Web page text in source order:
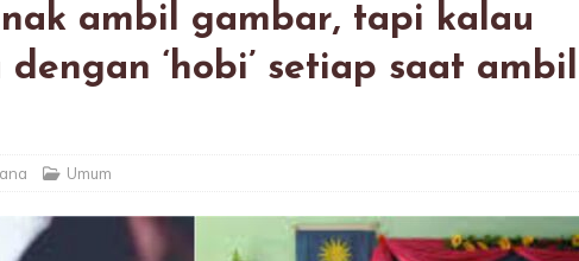
ambil gambar, tapi kalau
‘hobi’ setiap saat ambil
Umum